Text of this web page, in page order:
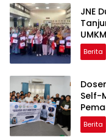
JNE
Berita
Self-
Berita